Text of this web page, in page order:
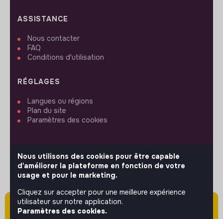
Attention cette annonce a été publiée il y a
plus de 60 jours (le 07/05/2026) et est sans
ASSISTANCE
Nous contacter
FAQ
Conditions d'utilisation
RÉGLAGES
Langues ou régions
Plan du site
Paramètres des cookies
SUIVEZ-NOUS
© 2026 jobs that makesense.
Nous utilisons des cookies pour être capable
d'améliorer la plateforme en fonction de votre
usage et pour le marketing.
Cliquez sur accepter pour une meilleure expérience
utilisateur sur notre application.
Paramètres des cookies.